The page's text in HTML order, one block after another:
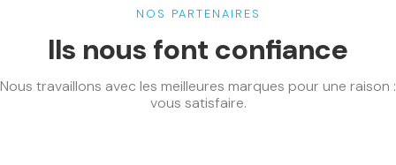
NOS PARTENAIRES
Ils nous font confiance
Nous travaillons avec les meilleures marques pour une raison :
vous satisfaire.